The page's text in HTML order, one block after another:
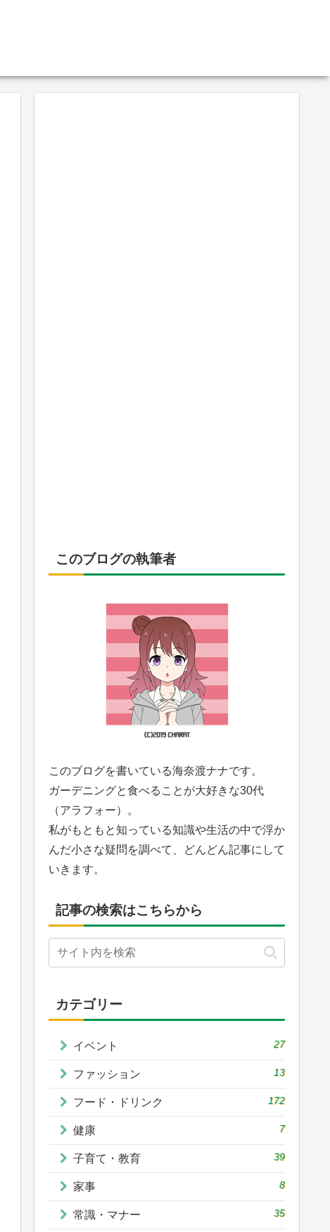
このブログの執筆者
このブログを書いている海奈渡ナナです。
ガーデニングと食べることが大好きな30代
（アラフォー）。
私がもともと知っている知識や生活の中で浮か
んだ小さな疑問を調べて、どんどん記事にして
いきます。
記事の検索はこちらから
カテゴリー
イベント 27
ファッション 13
フード・ドリンク 172
健康 7
子育て・教育 39
家事 8
常識・マナー 35